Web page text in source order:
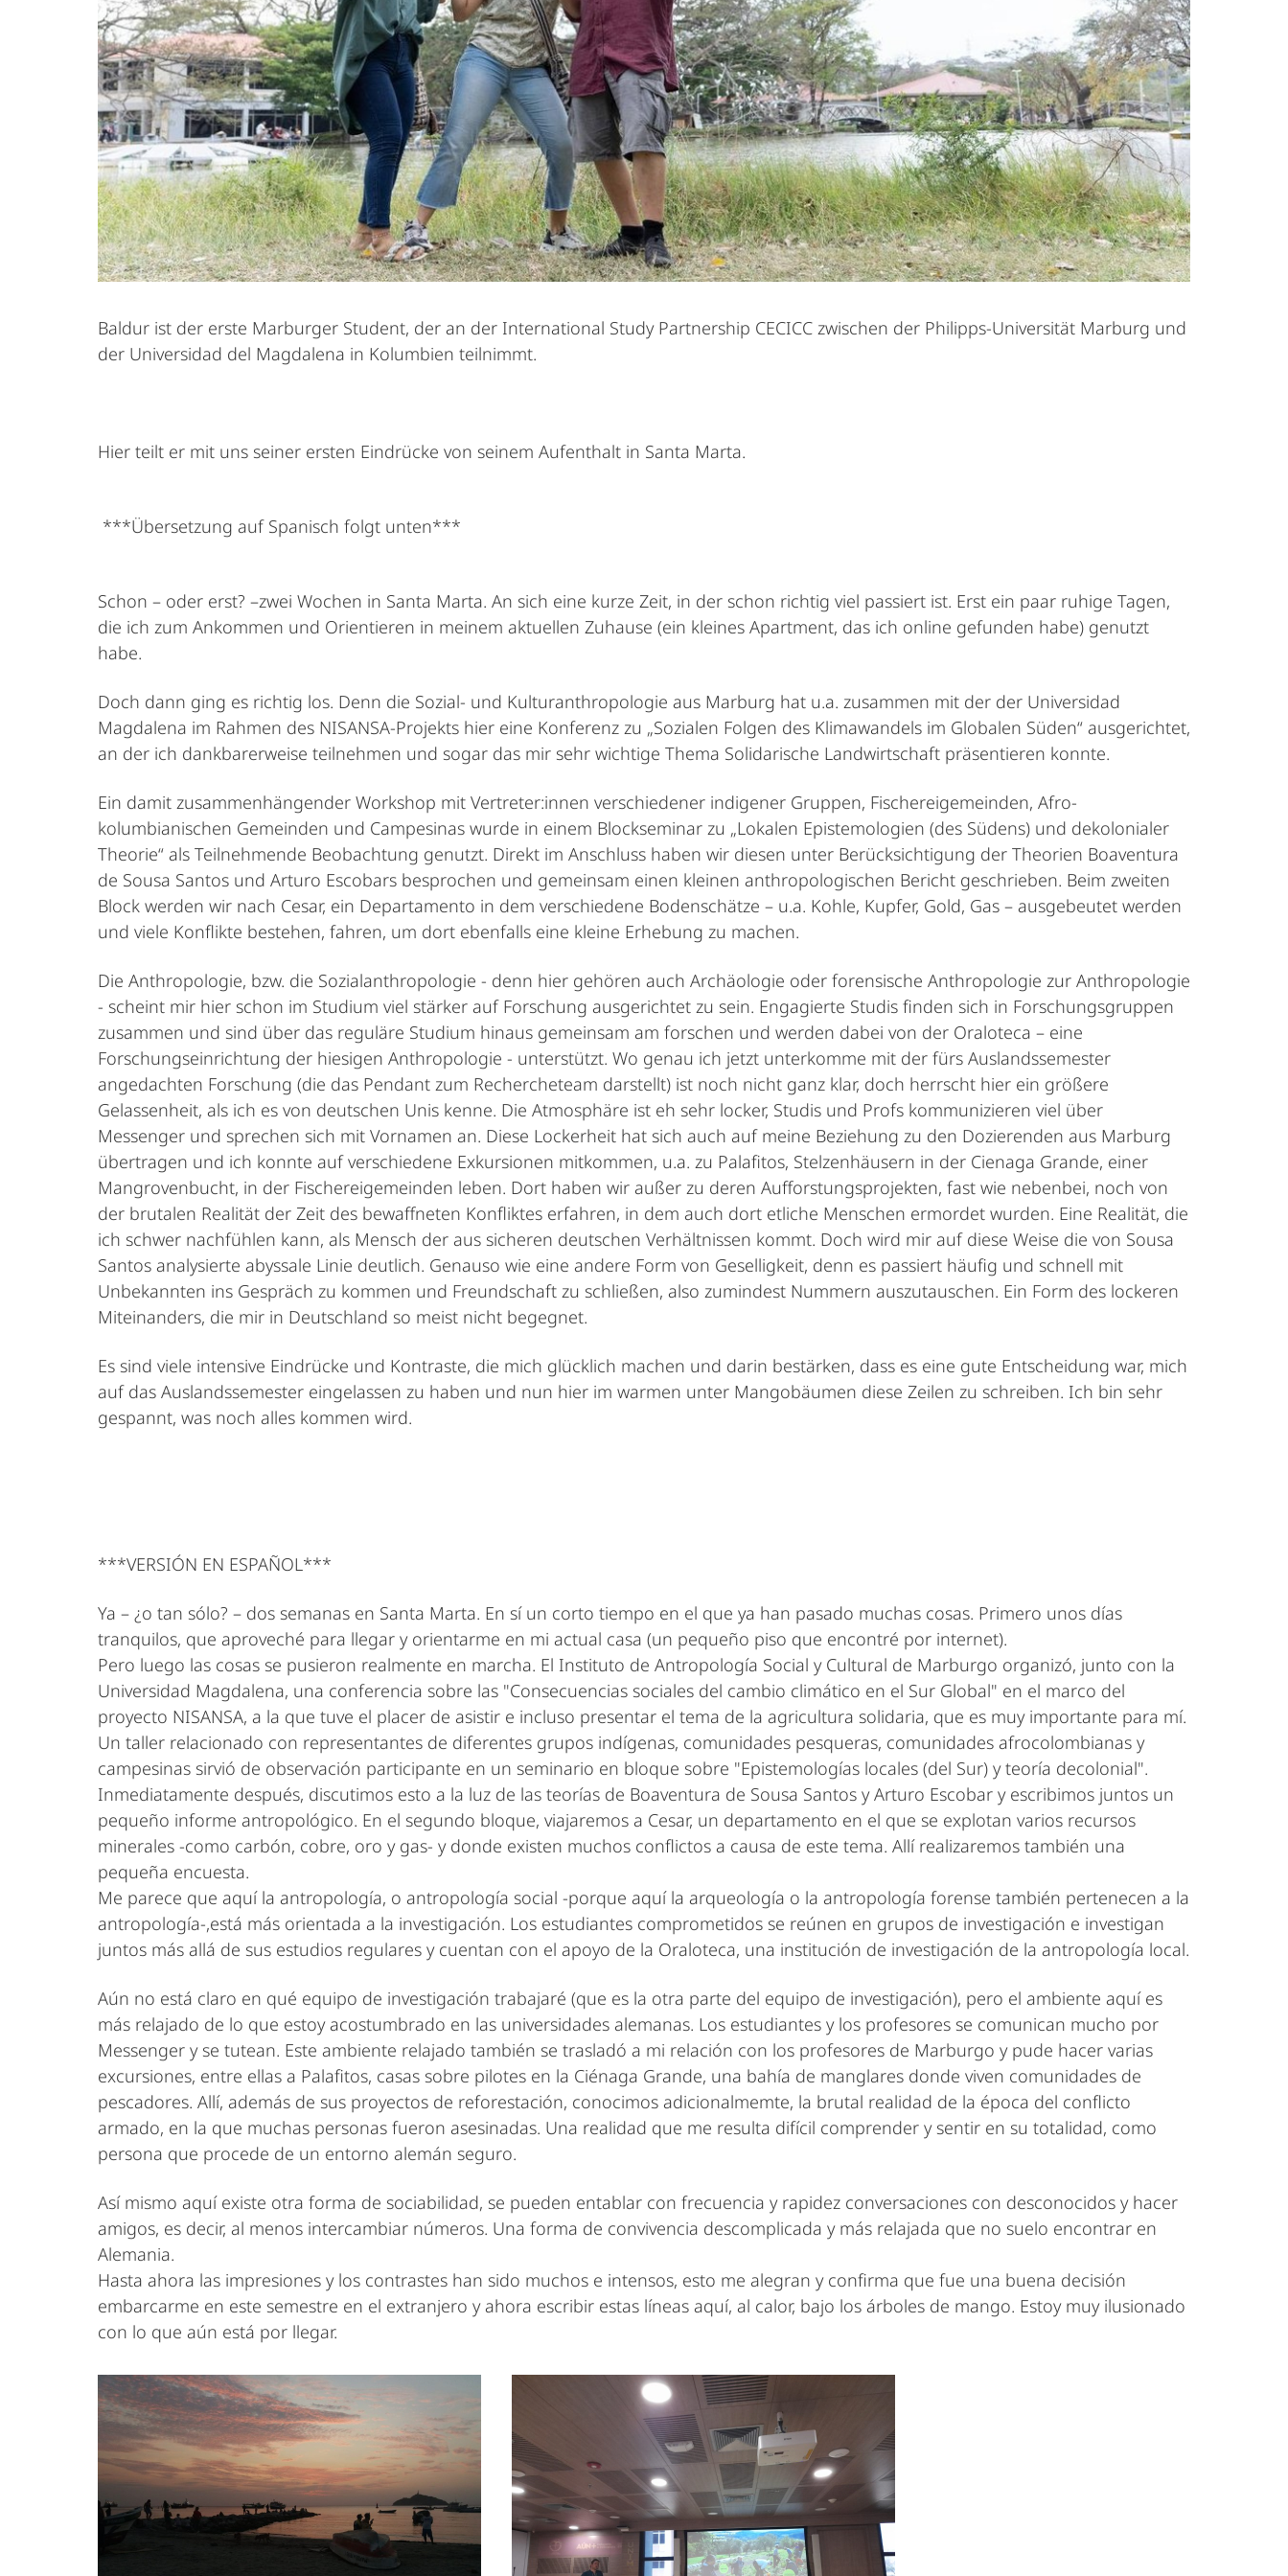
Baldur ist der erste Marburger Student, der an der International Study Partnership CECICC zwischen der Philipps-Universität Marburg und
der Universidad del Magdalena in Kolumbien teilnimmt.
Hier teilt er mit uns seiner ersten Eindrücke von seinem Aufenthalt in Santa Marta.
***Übersetzung auf Spanisch folgt unten***
Schon – oder erst? –zwei Wochen in Santa Marta. An sich eine kurze Zeit, in der schon richtig viel passiert ist. Erst ein paar ruhige Tagen,
die ich zum Ankommen und Orientieren in meinem aktuellen Zuhause (ein kleines Apartment, das ich online gefunden habe) genutzt
habe.
Doch dann ging es richtig los. Denn die Sozial- und Kulturanthropologie aus Marburg hat u.a. zusammen mit der der Universidad
Magdalena im Rahmen des NISANSA-Projekts hier eine Konferenz zu „Sozialen Folgen des Klimawandels im Globalen Süden“ ausgerichtet,
an der ich dankbarerweise teilnehmen und sogar das mir sehr wichtige Thema Solidarische Landwirtschaft präsentieren konnte.
Ein damit zusammenhängender Workshop mit Vertreter:innen verschiedener indigener Gruppen, Fischereigemeinden, Afro-
kolumbianischen Gemeinden und Campesinas wurde in einem Blockseminar zu „Lokalen Epistemologien (des Südens) und dekolonialer
Theorie“ als Teilnehmende Beobachtung genutzt. Direkt im Anschluss haben wir diesen unter Berücksichtigung der Theorien Boaventura
de Sousa Santos und Arturo Escobars besprochen und gemeinsam einen kleinen anthropologischen Bericht geschrieben. Beim zweiten
Block werden wir nach Cesar, ein Departamento in dem verschiedene Bodenschätze – u.a. Kohle, Kupfer, Gold, Gas – ausgebeutet werden
und viele Konflikte bestehen, fahren, um dort ebenfalls eine kleine Erhebung zu machen.
Die Anthropologie, bzw. die Sozialanthropologie - denn hier gehören auch Archäologie oder forensische Anthropologie zur Anthropologie
- scheint mir hier schon im Studium viel stärker auf Forschung ausgerichtet zu sein. Engagierte Studis finden sich in Forschungsgruppen
zusammen und sind über das reguläre Studium hinaus gemeinsam am forschen und werden dabei von der Oraloteca – eine
Forschungseinrichtung der hiesigen Anthropologie - unterstützt. Wo genau ich jetzt unterkomme mit der fürs Auslandssemester
angedachten Forschung (die das Pendant zum Rechercheteam darstellt) ist noch nicht ganz klar, doch herrscht hier ein größere
Gelassenheit, als ich es von deutschen Unis kenne. Die Atmosphäre ist eh sehr locker, Studis und Profs kommunizieren viel über
Messenger und sprechen sich mit Vornamen an. Diese Lockerheit hat sich auch auf meine Beziehung zu den Dozierenden aus Marburg
übertragen und ich konnte auf verschiedene Exkursionen mitkommen, u.a. zu Palafitos, Stelzenhäusern in der Cienaga Grande, einer
Mangrovenbucht, in der Fischereigemeinden leben. Dort haben wir außer zu deren Aufforstungsprojekten, fast wie nebenbei, noch von
der brutalen Realität der Zeit des bewaffneten Konfliktes erfahren, in dem auch dort etliche Menschen ermordet wurden. Eine Realität, die
ich schwer nachfühlen kann, als Mensch der aus sicheren deutschen Verhältnissen kommt. Doch wird mir auf diese Weise die von Sousa
Santos analysierte abyssale Linie deutlich. Genauso wie eine andere Form von Geselligkeit, denn es passiert häufig und schnell mit
Unbekannten ins Gespräch zu kommen und Freundschaft zu schließen, also zumindest Nummern auszutauschen. Ein Form des lockeren
Miteinanders, die mir in Deutschland so meist nicht begegnet.
Es sind viele intensive Eindrücke und Kontraste, die mich glücklich machen und darin bestärken, dass es eine gute Entscheidung war, mich
auf das Auslandssemester eingelassen zu haben und nun hier im warmen unter Mangobäumen diese Zeilen zu schreiben. Ich bin sehr
gespannt, was noch alles kommen wird.
***VERSIÓN EN ESPAÑOL***
Ya – ¿o tan sólo? – dos semanas en Santa Marta. En sí un corto tiempo en el que ya han pasado muchas cosas. Primero unos días
tranquilos, que aproveché para llegar y orientarme en mi actual casa (un pequeño piso que encontré por internet).
Pero luego las cosas se pusieron realmente en marcha. El Instituto de Antropología Social y Cultural de Marburgo organizó, junto con la
Universidad Magdalena, una conferencia sobre las "Consecuencias sociales del cambio climático en el Sur Global" en el marco del
proyecto NISANSA, a la que tuve el placer de asistir e incluso presentar el tema de la agricultura solidaria, que es muy importante para mí.
Un taller relacionado con representantes de diferentes grupos indígenas, comunidades pesqueras, comunidades afrocolombianas y
campesinas sirvió de observación participante en un seminario en bloque sobre "Epistemologías locales (del Sur) y teoría decolonial".
Inmediatamente después, discutimos esto a la luz de las teorías de Boaventura de Sousa Santos y Arturo Escobar y escribimos juntos un
pequeño informe antropológico. En el segundo bloque, viajaremos a Cesar, un departamento en el que se explotan varios recursos
minerales -como carbón, cobre, oro y gas- y donde existen muchos conflictos a causa de este tema. Allí realizaremos también una
pequeña encuesta.
Me parece que aquí la antropología, o antropología social -porque aquí la arqueología o la antropología forense también pertenecen a la
antropología-,está más orientada a la investigación. Los estudiantes comprometidos se reúnen en grupos de investigación e investigan
juntos más allá de sus estudios regulares y cuentan con el apoyo de la Oraloteca, una institución de investigación de la antropología local.
Aún no está claro en qué equipo de investigación trabajaré (que es la otra parte del equipo de investigación), pero el ambiente aquí es
más relajado de lo que estoy acostumbrado en las universidades alemanas. Los estudiantes y los profesores se comunican mucho por
Messenger y se tutean. Este ambiente relajado también se trasladó a mi relación con los profesores de Marburgo y pude hacer varias
excursiones, entre ellas a Palafitos, casas sobre pilotes en la Ciénaga Grande, una bahía de manglares donde viven comunidades de
pescadores. Allí, además de sus proyectos de reforestación, conocimos adicionalmemte, la brutal realidad de la época del conflicto
armado, en la que muchas personas fueron asesinadas. Una realidad que me resulta difícil comprender y sentir en su totalidad, como
persona que procede de un entorno alemán seguro.
Así mismo aquí existe otra forma de sociabilidad, se pueden entablar con frecuencia y rapidez conversaciones con desconocidos y hacer
amigos, es decir, al menos intercambiar números. Una forma de convivencia descomplicada y más relajada que no suelo encontrar en
Alemania.
Hasta ahora las impresiones y los contrastes han sido muchos e intensos, esto me alegran y confirma que fue una buena decisión
embarcarme en este semestre en el extranjero y ahora escribir estas líneas aquí, al calor, bajo los árboles de mango. Estoy muy ilusionado
con lo que aún está por llegar.